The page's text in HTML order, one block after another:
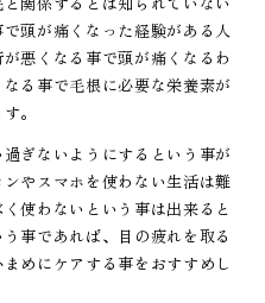
頭が痛くなった経験がある人
悪くなる事で頭が痛くなるわ
る事で毛根に必要な栄養素が
。
ぎないようにするという事が
やスマホを使わない生活は難
使わないという事は出来ると
事であれば、目の疲れを取る
めにケアする事をおすすめし